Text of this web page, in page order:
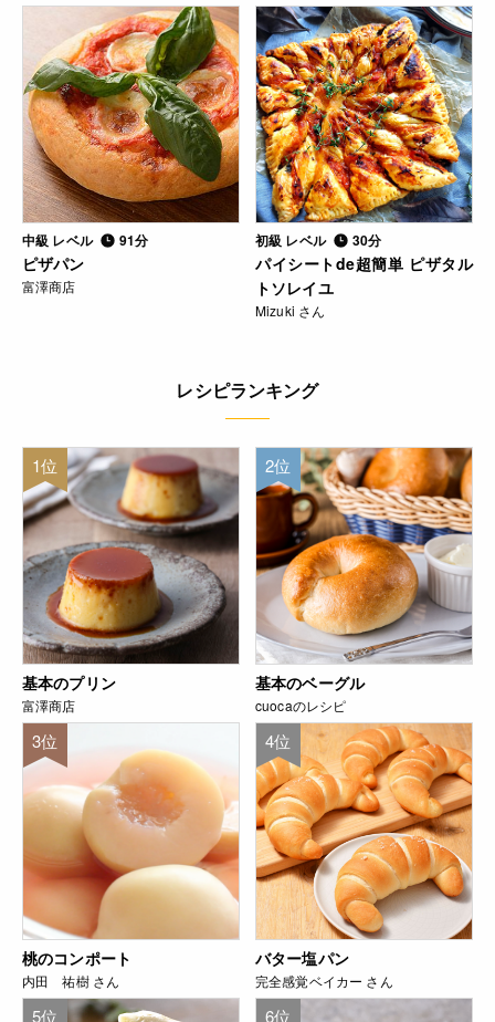
中級 レベル 91分
ピザパン
富澤商店
初級 レベル 30分
パイシートde超簡単 ピザタル
トソレイユ
Mizuki さん
レシピランキング
1位
基本のプリン
富澤商店
2位
基本のベーグル
cuocaのレシピ
3位
桃のコンポート
内田 祐樹 さん
4位
バター塩パン
完全感覚ベイカー さん
5位 6位